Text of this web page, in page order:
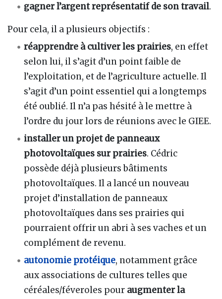
gagner l’argent représentatif de son travail.
Pour cela, il a plusieurs objectifs :
réapprendre à cultiver les prairies, en effet
selon lui, il s’agit d’un point faible de
l’exploitation, et de l’agriculture actuelle. Il
s’agit d’un point essentiel qui a longtemps
été oublié. Il n’a pas hésité à le mettre à
l’ordre du jour lors de réunions avec le GIEE.
installer un projet de panneaux
photovoltaïques sur prairies. Cédric
possède déjà plusieurs bâtiments
photovoltaïques. Il a lancé un nouveau
projet d’installation de panneaux
photovoltaïques dans ses prairies qui
pourraient offrir un abri à ses vaches et un
complément de revenu.
autonomie protéique, notamment grâce
aux associations de cultures telles que
céréales/féveroles pour augmenter la